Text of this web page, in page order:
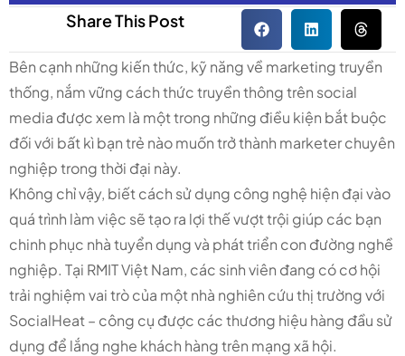
Share This Post
Bên cạnh những kiến thức, kỹ năng về marketing truyền
thống, nắm vững cách thức truyền thông trên social
media được xem là một trong những điều kiện bắt buộc
đối với bất kì bạn trẻ nào muốn trở thành marketer chuyên
nghiệp trong thời đại này.
Không chỉ vậy, biết cách sử dụng công nghệ hiện đại vào
quá trình làm việc sẽ tạo ra lợi thế vượt trội giúp các bạn
chinh phục nhà tuyển dụng và phát triển con đường nghề
nghiệp. Tại RMIT Việt Nam, các sinh viên đang có cơ hội
trải nghiệm vai trò của một nhà nghiên cứu thị trường với
SocialHeat – công cụ được các thương hiệu hàng đầu sử
dụng để lắng nghe khách hàng trên mạng xã hội.